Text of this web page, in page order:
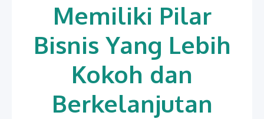
Memiliki Pilar
Bisnis Yang Lebih
Kokoh dan
Berkelanjutan